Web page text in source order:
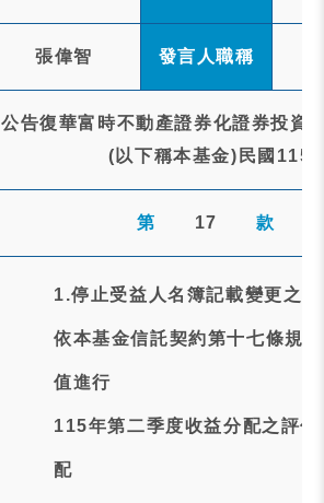
張偉智 發言人職稱
公告復華富時不動產證券化證券投資
(以下稱本基金)民國115
第 17 款
1.停止受益人名簿記載變更之
依本基金信託契約第十七條規
值進行
115年第二季度收益分配之評
配